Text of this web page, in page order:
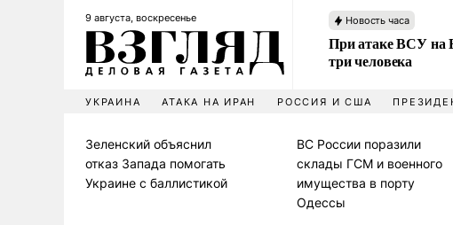
9 августа, воскресенье Новость часа
При атаке ВСУ на
три человека
УКРАИНА АТАКА НА ИРАН РОССИЯ И США
Зеленский объяснил
отказ Запада помогать
Украине с баллистикой
ВС России поразили
склады ГСМ и военного
имущества в порту
Одессы